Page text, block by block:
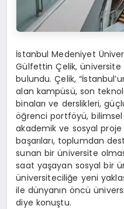
İstanbul Medeniyet
Gülfettin Çelik, üniversite
bulundu. Çelik,
alan kampüsü, son
binaları ve derslikleri,
öğrenci portföyü, bilimsel
akademik ve sosyal proje
başarıları, toplumdan
sunan bir üniversite
saat yaşayan sosyal bir
üniversiteciliğe yeni
ile dünyanın öncü
diye konuştu.